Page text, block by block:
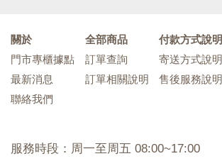
關於
門市專櫃據點
最新消息
聯絡我們
全部商品
訂單查詢
訂單相關說明
付款方式說明
寄送方式說明
售後服務說明
服務時段：周一至周五 08:00~17:00